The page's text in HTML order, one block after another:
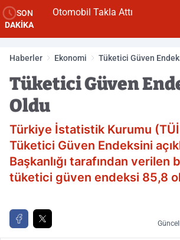
SON
DAKİKA
Otomobil Takla Attı
Haberler Ekonomi Tüketici Güven
Tüketici Güven
Oldu
Türkiye İstatistik Kurumu
Tüketici Güven Endeksini
Başkanlığı tarafından verilen
tüketici güven endeksi 85,8